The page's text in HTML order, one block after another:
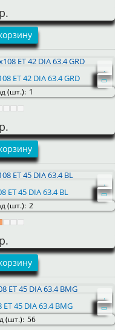
ET 42 DIA 63.4 GRD
(шт.): 1
ET 45 DIA 63.4 BL
(шт.): 2
ET 45 DIA 63.4 BMG
(шт.): 56